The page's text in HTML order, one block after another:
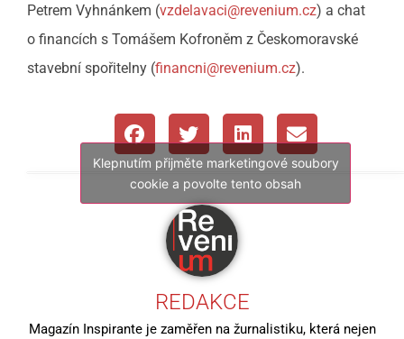
Petrem Vyhnánkem (vzdelavaci@revenium.cz) a chat
o financích s Tomášem Kofroněm z Českomoravské
stavební spořitelny (financni@revenium.cz).
Klepnutím přijměte marketingové soubory
cookie a povolte tento obsah
REDAKCE
Magazín Inspirante je zaměřen na žurnalistiku, která nejen